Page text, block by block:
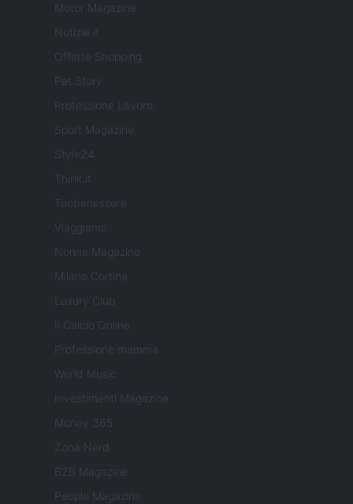
Motor Magazine
Notizie.it
Offerte Shopping
Pet Story
Professione Lavoro
Sport Magazine
Style24
Think.it
Tuobenessere
Viaggiamo
Nonne Magazine
Milano Cortina
Luxury Club
Il Calcio Online
Professione mamma
World Music
Investimenti Magazine
Money 365
Zona Nerd
B2B Magazine
People Magazine